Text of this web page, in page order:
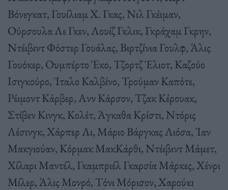
Βόνεγκατ, Γουίλιαμ Χ. Γκας, Νιλ Γκέιμαν,
Ούρσουλα Λε Γκεν, Λουίζ Γκλικ, Γκράχαμ Γκρην,
Ντέιβιντ Φόστερ Γουάλας, Βιρτζίνια Γουλφ, Άλις
Γουόκερ, Ουμπέρτο Έκο, Τζορτζ Έλιοτ, Καζούο
Ισιγκούρο, Ίταλο Καλβίνο, Τρούμαν Καπότε,
Ρέιμοντ Κάρβερ, Ανν Κάρσον, Τζακ Κέρουακ,
Στίβεν Κινγκ, Κολέτ, Άγκαθα Κρίστι, Ντόρις
Λέσινγκ, Χάρπερ Λι, Μάριο Βάργκας Λιόσα, Ίαν
Μακγιούαν, Κόρμακ ΜακΚάρθι, Ντέιβιντ Μάμετ,
Χίλαρι Μαντέλ, Γκαμπριέλ Γκαρσία Μάρκες, Χένρι
Μίλερ, Άλις Μονρό, Τόνι Μόρισον, Χαρούκι